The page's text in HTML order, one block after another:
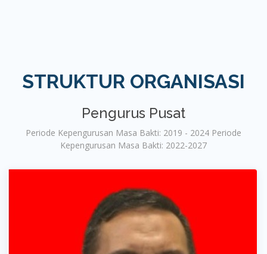
STRUKTUR ORGANISASI
Pengurus Pusat
Periode Kepengurusan Masa Bakti: 2019 - 2024 Periode
Kepengurusan Masa Bakti: 2022-2027